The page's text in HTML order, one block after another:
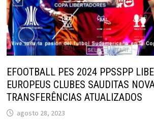
EFOOTBALL PES 2024 PPSSPP
EUROPEUS CLUBES SAUDITAS
TRANSFERÊNCIAS ATUALIZADOS
agosto 28, 2023